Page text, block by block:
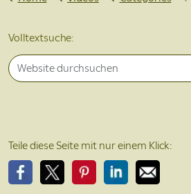
Volltextsuche:
Teile diese Seite mit nur einem Klick: